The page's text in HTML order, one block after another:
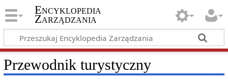
Encyklopedia
Zarządzania
Przewodnik turystyczny